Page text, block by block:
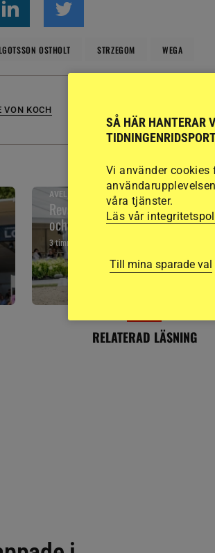
OSTHOLT STRZEGOM WEGA
VON KOCH
AVEL, DRESSYR
Revanschsegern tar Linnéa
och ”Sune” vidare till final
3 timmar
RELATERAD LÄSNING
SÅ HÄR HANTERAR
Vi använder
våra tjänster.
Läs vår
Till mina sparade val